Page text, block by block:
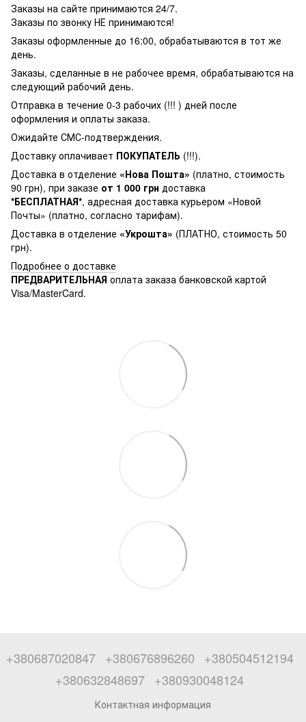
Заказы на сайте принимаются 24/7.
Заказы по звонку НЕ принимаются!
Заказы оформленные до 16:00, обрабатываются в тот же
день.
Заказы, сделанные в не рабочее время, обрабатываются на
следующий рабочий день.
Отправка в течение 0-3 рабочих (!!! ) дней после
оформления и оплаты заказа.
Ожидайте СМС-подтверждения.
Доставку оплачивает ПОКУПАТЕЛЬ (!!!).
Доставка в отделение «Нова Пошта» (платно, стоимость
90 грн), при заказе от 1 000 грн доставка
*БЕСПЛАТНАЯ*, адресная доставка курьером «Новой
Почты» (платно, согласно тарифам).
Доставка в отделение «Укрошта» (ПЛАТНО, стоимость 50
грн).
Подробнее о доставке
ПРЕДВАРИТЕЛЬНАЯ оплата заказа банковской картой
Visa/MasterCard.
+380687020847 +380676896260
+380504512194
+380632848697 +380930048124
Контактная информация